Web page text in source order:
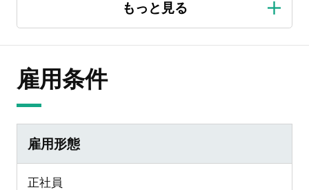
雇用条件
雇用形態
正社員